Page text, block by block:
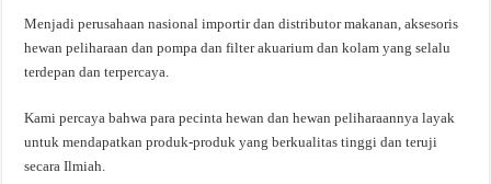
Menjadi perusahaan nasional importir dan distributor makanan, aksesoris
hewan peliharaan dan pompa dan filter akuarium dan kolam yang selalu
terdepan dan terpercaya.
Kami percaya bahwa para pecinta hewan dan hewan peliharaannya layak
untuk mendapatkan produk-produk yang berkualitas tinggi dan teruji
secara Ilmiah.